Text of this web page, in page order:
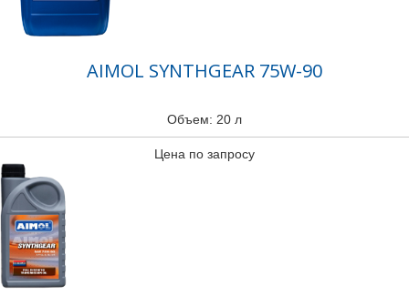
AIMOL SYNTHGEAR 75W-90
Объем: 20 л
Цена по запросу